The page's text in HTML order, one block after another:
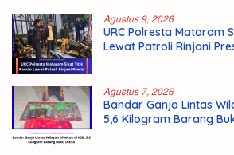
Agustus 9, 2026
URC Polresta Mataram
Lewat Patroli Rinjani
Agustus 7, 2026
Bandar Ganja Lintas
5,6 Kilogram Barang